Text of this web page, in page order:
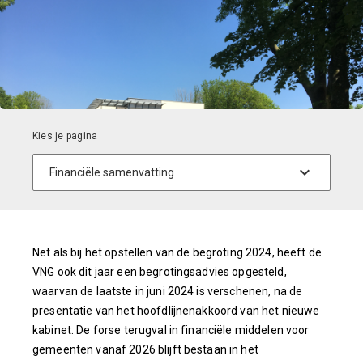
Net als bij het opstellen van de begroting 2024, heeft de
VNG ook dit jaar een begrotingsadvies opgesteld,
waarvan de laatste in juni 2024 is verschenen, na de
presentatie van het hoofdlijnenakkoord van het nieuwe
kabinet. De forse terugval in financiële middelen voor
gemeenten vanaf 2026 blijft bestaan in het